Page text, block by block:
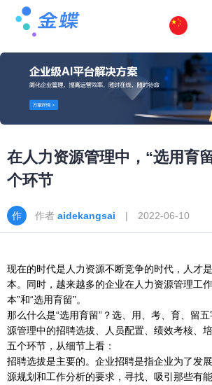
在人力资源管理中，“选用育
个环节
作者 aidekangsai | 2022-06-10
现在的时代是人力资源不断竞争的时代，人才
本。同时，越来越多的企业在人力资源管理工
本”和“选用育留”。
那么什么是“选用育留”？选、用、考、育、留
源管理中的招聘选拔、人员配置、绩效考核、
五个环节，从细节上看：
招聘选拔是主要的。企业招聘是指企业为了发
源规划和工作分析的要求，寻找、吸引那些有